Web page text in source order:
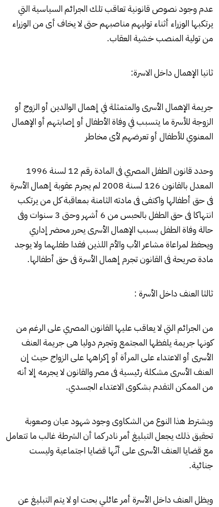
عدم وجود نصوص قانونية تعاقب تلك الجرائم السياسية التي
يرتكبها الوزراء أثناء توليهم مناصبهم حتى لا يخاف أى من الوزراء
من تولية المنصب خشية العقاب.
ثانيا الإهمال داخل الاسرة:
جريمة الإهمال الأسرى والمتمثلة في إهمال الوالدين أو الزوج أو
الزوجة للأسرة ما يتسبب في وفاة الأطفال أو إصابتهم أو الإهمال
المعنوي للأطفال أو تعرضهم لأى مخاطر
وحدد قانون الطفل المصري فى المادة رقم 12 لسنة 1996
المعدل بالقانون 126 لسنة 2008 لم يجرم عقوبة إهمال الأسرة
فى حق أطفالها واكتفى فى مادته الثامنة بمعاقبة كل من يرتكب
انتهاكا فى حق الطفل بالحبس من 6 أشهر وحتى 3 سنوات وفى
حالة وفاة الطفل بسبب الإهمال الأسرى يحرر محضر إداري
ويحفظ لمراعاة مشاعر الأب والأم اللذين فقدا طفلهما ولا يوجد
مادة صريحة فى القانون تجرم إهمال الأسرة فى حق أطفالها.
ثالثا العنف داخل الأسرة :
من الجرائم التي لا يعاقب عليها القانون المصري على الرغم من
كونها جريمة يلفظها المجتمع وتجرم دوليا هى جريمة العنف
الأسرى أو الاعتداء على المرأة أو إكراهها على الزواج حيث إن
العنف الأسرى مشكلة رئيسية فى مصر والقانون لا يجرمه إلا أنه
من الممكن التقدم بشكوى الاعتداء الجسدي.
ويشترط هذا النوع من الشكاوى وجود شهود عيان وصعوبة
تحقيق ذلك يجعل التبليغ أمر نادر كما أن الشرطة غالب ما تتعامل
مع قضايا العنف الأسرى على أنّها قضايا اجتماعية وليست
جنائية.
ويظل العنف داخل الأسرة أمر عائلي بحت او لا يتم التبليغ عن